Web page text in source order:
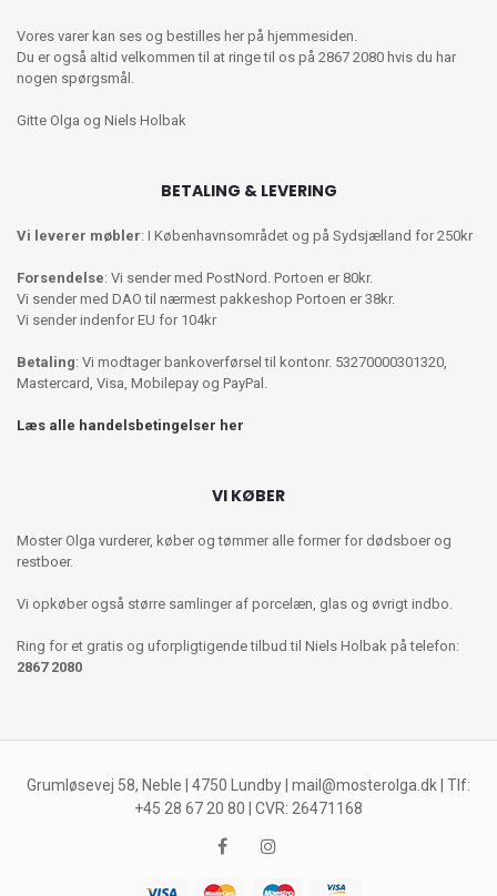
Vores varer kan ses og bestilles her på hjemmesiden.
Du er også altid velkommen til at ringe til os på 2867 2080 hvis du har
nogen spørgsmål.
Gitte Olga og Niels Holbak
BETALING & LEVERING
Vi leverer møbler: I Københavnsområdet og på Sydsjælland for 250kr
Forsendelse: Vi sender med PostNord. Portoen er 80kr.
Vi sender med DAO til nærmest pakkeshop Portoen er 38kr.
Vi sender indenfor EU for 104kr
Betaling: Vi modtager bankoverførsel til kontonr. 53270000301320,
Mastercard, Visa, Mobilepay og PayPal.
Læs alle handelsbetingelser her
VI KØBER
Moster Olga vurderer, køber og tømmer alle former for dødsboer og
restboer.
Vi opkøber også større samlinger af porcelæn, glas og øvrigt indbo.
Ring for et gratis og uforpligtigende tilbud til Niels Holbak på telefon:
2867 2080
Grumløsevej 58, Neble | 4750 Lundby | mail@mosterolga.dk | Tlf:
+45 28 67 20 80 | CVR: 26471168